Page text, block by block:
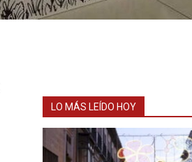
LO MÁS LEÍDO HOY